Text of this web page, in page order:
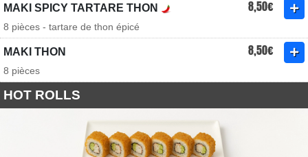
MAKI SPICY TARTARE THON 8,50€
8 pièces - tartare de thon épicé
MAKI THON 8,50€
8 pièces
HOT ROLLS